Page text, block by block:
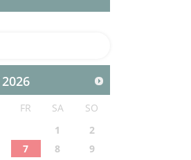
2026
FR SA
SO
1
2
7 8
9